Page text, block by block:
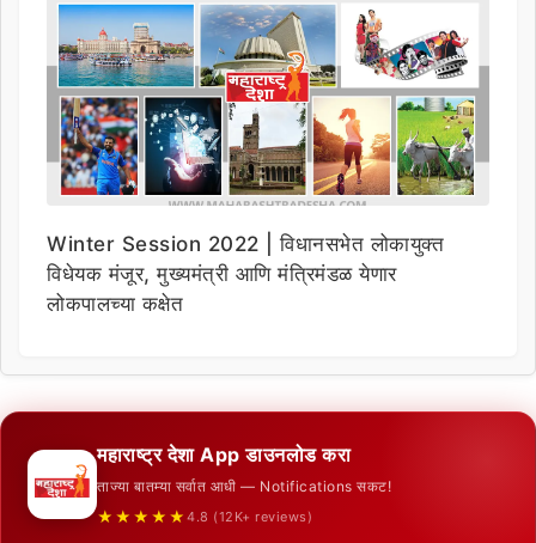
Winter Session 2022 | विधानसभेत लोकायुक्त
विधेयक मंजूर, मुख्यमंत्री आणि मंत्रिमंडळ येणार
लोकपालच्या कक्षेत
महाराष्ट्र देशा App डाउनलोड करा
ताज्या बातम्या सर्वात आधी — Notifications सकट!
★★★★★ 4.8 (12K+ reviews)